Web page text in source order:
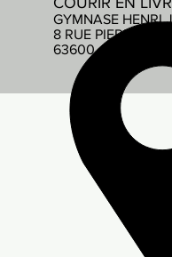
GYMNASE HENRI
8 RUE PIERRE DE
63600 AMBERT